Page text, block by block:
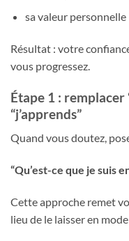
sa valeur personnelle
Résultat : votre
vous progressez.
Étape 1 : remplacer
“j’apprends”
Quand vous doutez,
“Qu’est-ce que je suis
Cette approche remet
lieu de le laisser en